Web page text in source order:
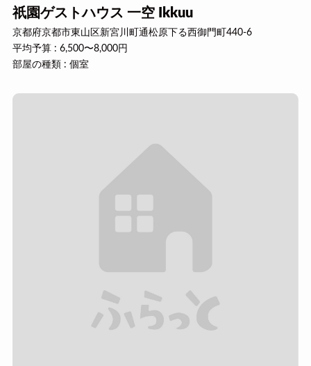
祇園ゲストハウス 一空 Ikkuu
京都府京都市東山区新宮川町通松原下る西御門町440-6
平均予算 : 6,500〜8,000円
部屋の種類 : 個室